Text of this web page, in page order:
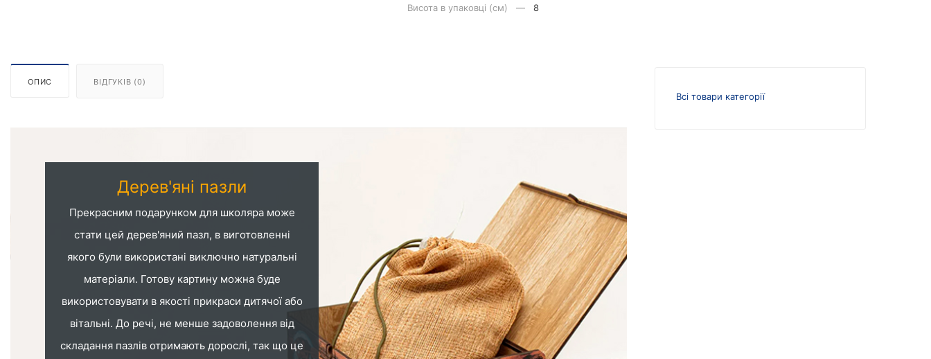
Висота в упаковці (см) — 8
ОПИС ВІДГУКІВ (0)
Дерев'яні пазли
Прекрасним подарунком для школяра може
стати цей дерев'яний пазл, в виготовленні
якого були використані виключно натуральні
матеріали. Готову картину можна буде
використовувати в якості прикраси дитячої або
вітальні. До речі, не менше задоволення від
складання пазлів отримають дорослі, так що це
Всі товари категорії